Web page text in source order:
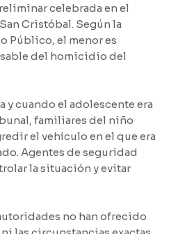
celebrada en el
Cristóbal. Según la
el menor es
del homicidio del
cuando el adolescente era
familiares del niño
el vehículo en el que era
Agentes de seguridad
la situación y evitar
no han ofrecido